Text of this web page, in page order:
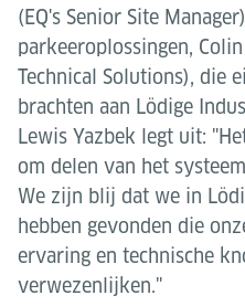
(EQ's Senior Site
parkeeroplossingen,
Technical Solutions), die
brachten aan Lödige
Lewis Yazbek legt uit:
om delen van het
We zijn blij dat we in
hebben gevonden die
ervaring en technische
verwezenlijken."